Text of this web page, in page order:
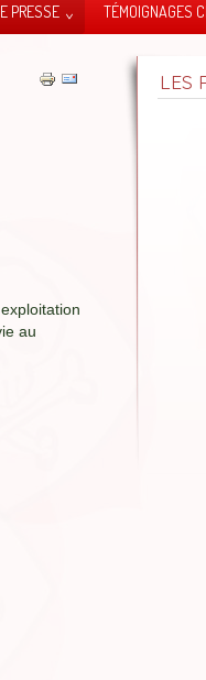
PRESSE TÉMOIGNAGES
au
LES